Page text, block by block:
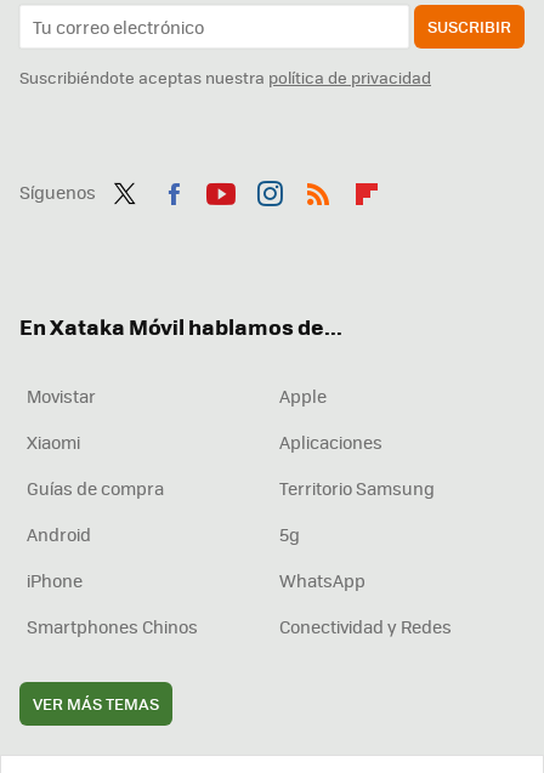
SUSCRIBIR
Suscribiéndote aceptas nuestra política de privacidad
Síguenos
En Xataka Móvil hablamos de...
Movistar
Apple
Xiaomi
Aplicaciones
Guías de compra
Territorio Samsung
Android
5g
iPhone
WhatsApp
Smartphones Chinos
Conectividad y Redes
VER MÁS TEMAS